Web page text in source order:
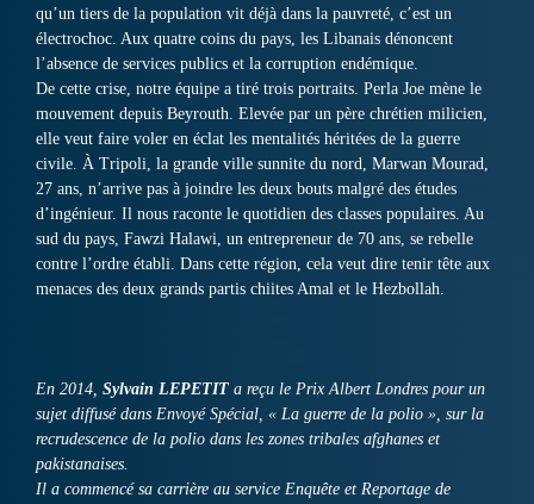
qu’un tiers de la population vit déjà dans la pauvreté, c’est un
électrochoc. Aux quatre coins du pays, les Libanais dénoncent
l’absence de services publics et la corruption endémique.
De cette crise, notre équipe a tiré trois portraits. Perla Joe mène le
mouvement depuis Beyrouth. Elevée par un père chrétien milicien,
elle veut faire voler en éclat les mentalités héritées de la guerre
civile. À Tripoli, la grande ville sunnite du nord, Marwan Mourad,
27 ans, n’arrive pas à joindre les deux bouts malgré des études
d’ingénieur. Il nous raconte le quotidien des classes populaires. Au
sud du pays, Fawzi Halawi, un entrepreneur de 70 ans, se rebelle
contre l’ordre établi. Dans cette région, cela veut dire tenir tête aux
menaces des deux grands partis chiites Amal et le Hezbollah.
En 2014, Sylvain LEPETIT a reçu le Prix Albert Londres pour un
sujet diffusé dans Envoyé Spécial, « La guerre de la polio », sur la
recrudescence de la polio dans les zones tribales afghanes et
pakistanaises.
Il a commencé sa carrière au service Enquête et Reportage de